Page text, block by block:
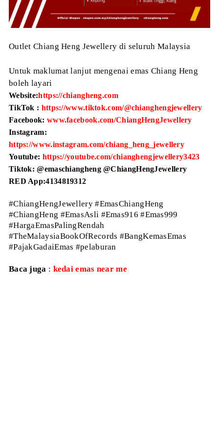
Outlet Chiang Heng Jewellery di seluruh Malaysia
Untuk maklumat lanjut mengenai emas Chiang Heng
boleh layari
Website:https://chiangheng.com
TikTok : https://www.tiktok.com/@chianghengjewellery
Facebook: www.facebook.com/ChiangHengJewellery
Instagram:
https://www.instagram.com/chiang_heng_jewellery
Youtube: https://youtube.com/chianghengjewellery3423
Tiktok: @emaschiangheng @ChiangHengJewellery
RED App:4134819312
#ChiangHengJewellery #EmasChiangHeng
#ChiangHeng #EmasAsli #Emas916 #Emas999
#HargaEmasPalingRendah
#TheMalaysiaBookOfRecords #BangKemasEmas
#PajakGadaiEmas #pelaburan
Baca juga : kedai emas near me